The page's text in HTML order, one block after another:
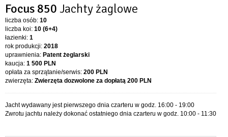
Focus 850 Jachty żaglowe
liczba osób: 10
liczba koi: 10 (6+4)
łazienki: 1
rok produkcji: 2018
uprawnienia: Patent żeglarski
kaucja: 1 500 PLN
opłata za sprzątanie/serwis: 200 PLN
zwierzęta: Zwierzęta dozwolone za dopłatą 200 PLN
Jacht wydawany jest pierwszego dnia czarteru w godz. 16:00 - 19:00
Zwrotu jachtu należy dokonać ostatniego dnia czarteru w godz. 10:00 - 11:30